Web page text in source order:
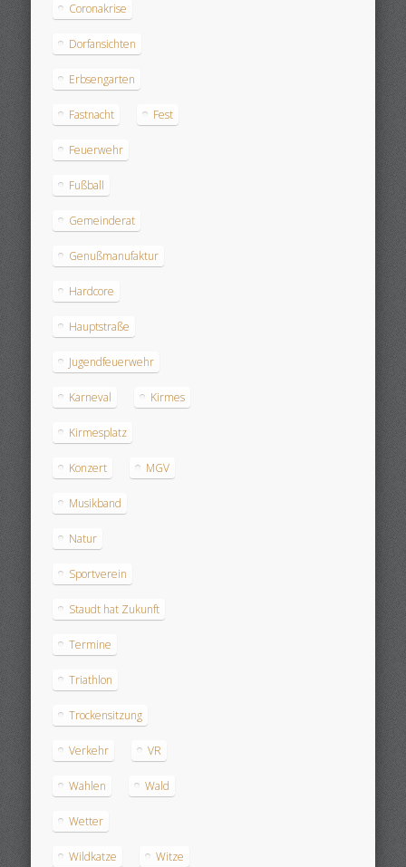
Coronakrise
Dorfansichten
Erbsengarten
Fastnacht Fest
Feuerwehr
Fußball
Gemeinderat
Genußmanufaktur
Hardcore
Hauptstraße
Jugendfeuerwehr
Karneval Kirmes
Kirmesplatz
Konzert MGV
Musikband
Natur
Sportverein
Staudt hat Zukunft
Termine
Triathlon
Trockensitzung
Verkehr VR
Wahlen Wald
Wetter
Wildkatze Witze